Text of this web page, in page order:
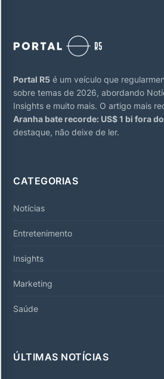
Portal R5 é um veículo que
sobre temas de 2026, abordando
Insights e muito mais. O artigo mais
Aranha bate recorde: US$ 1 bi fora
destaque, não deixe de ler.
CATEGORIAS
Notícias
Entretenimento
Insights
Marketing
Saúde
ÚLTIMAS NOTÍCIAS